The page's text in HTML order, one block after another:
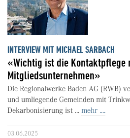
INTERVIEW MIT MICHAEL SARBACH
«Wichtig ist die Kontaktpflege
Mitgliedsunternehmen»
Die Regionalwerke Baden AG (RWB)
und umliegende Gemeinden mit
Dekarbonisierung ist ... mehr ....
03.06.2025